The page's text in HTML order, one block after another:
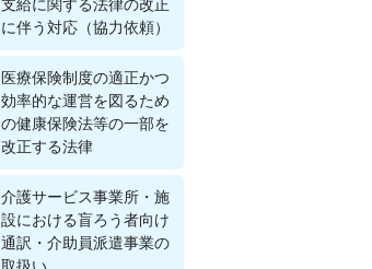
支給に関する法律の改正
に伴う対応（協力依頼）
医療保険制度の適正かつ
効率的な運営を図るため
の健康保険法等の一部を
改正する法律
介護サービス事業所・施
設における盲ろう者向け
通訳・介助員派遣事業の